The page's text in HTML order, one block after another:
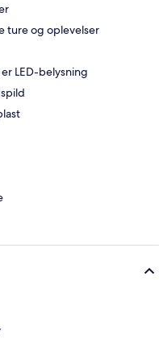
ture og oplevelser
LED-belysning